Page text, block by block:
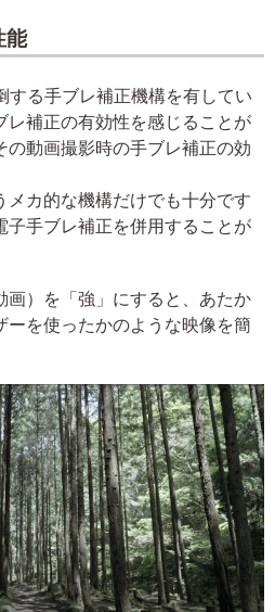
能
する手ブレ補正機構を有してい
レ補正の有効性を感じることが
の動画撮影時の手ブレ補正の効
メカ的な機構だけでも十分です
子手ブレ補正を併用することが
画）を「強」にすると、あたか
ーを使ったかのような映像を簡